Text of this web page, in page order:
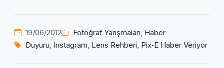
19/06/2012 Fotoğraf Yarışmaları, Haber
Duyuru, Instagram, Lens Rehberi, Pix‑E Haber Veriyor